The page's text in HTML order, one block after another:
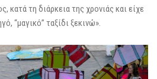
κατά τη διάρκεια της χρονιάς και είχε
“μαγικό” ταξίδι ξεκινώ».